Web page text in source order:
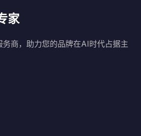
家
商，助力您的品牌在AI时代占据主